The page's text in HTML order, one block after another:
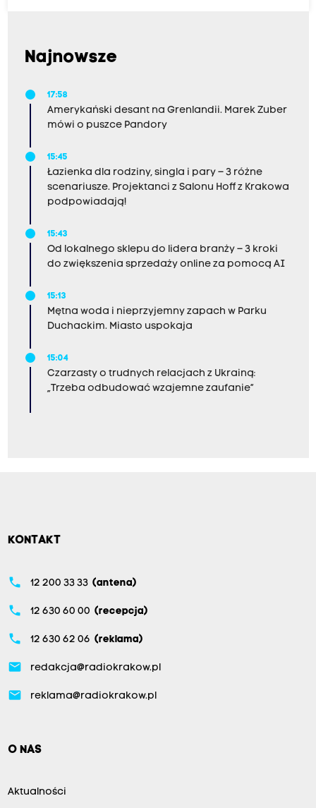
Najnowsze
17:58
Amerykański desant na Grenlandii. Marek Zuber
mówi o puszce Pandory
15:45
Łazienka dla rodziny, singla i pary – 3 różne
scenariusze. Projektanci z Salonu Hoff z Krakowa
podpowiadają!
15:43
Od lokalnego sklepu do lidera branży – 3 kroki
do zwiększenia sprzedaży online za pomocą AI
15:13
Mętna woda i nieprzyjemny zapach w Parku
Duchackim. Miasto uspokaja
15:04
Czarzasty o trudnych relacjach z Ukrainą:
„Trzeba odbudować wzajemne zaufanie”
KONTAKT
phone 12 200 33 33 (antena)
phone 12 630 60 00 (recepcja)
phone 12 630 62 06 (reklama)
email redakcja@radiokrakow.pl
email reklama@radiokrakow.pl
O NAS
Aktualności